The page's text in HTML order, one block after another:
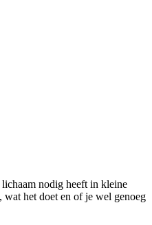
nodig heeft in kleine
wat het doet en of je wel genoeg